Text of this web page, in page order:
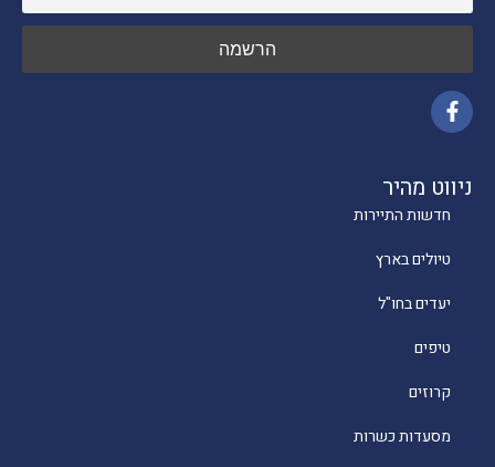
ניווט מהיר
חדשות התיירות
טיולים בארץ
יעדים בחו"ל
טיפים
קרוזים
מסעדות כשרות